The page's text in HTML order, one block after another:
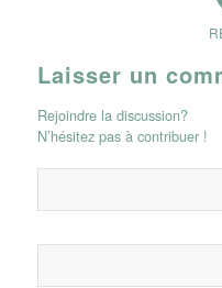
Laisser un
Rejoindre la discussion?
N’hésitez pas à contribuer !